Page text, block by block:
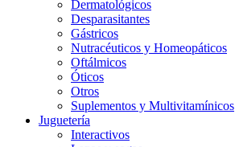
Dermatológicos
Desparasitantes
Gástricos
Nutracéuticos y Homeopáticos
Oftálmicos
Óticos
Otros
Suplementos y Multivitamínicos
Juguetería
Interactivos